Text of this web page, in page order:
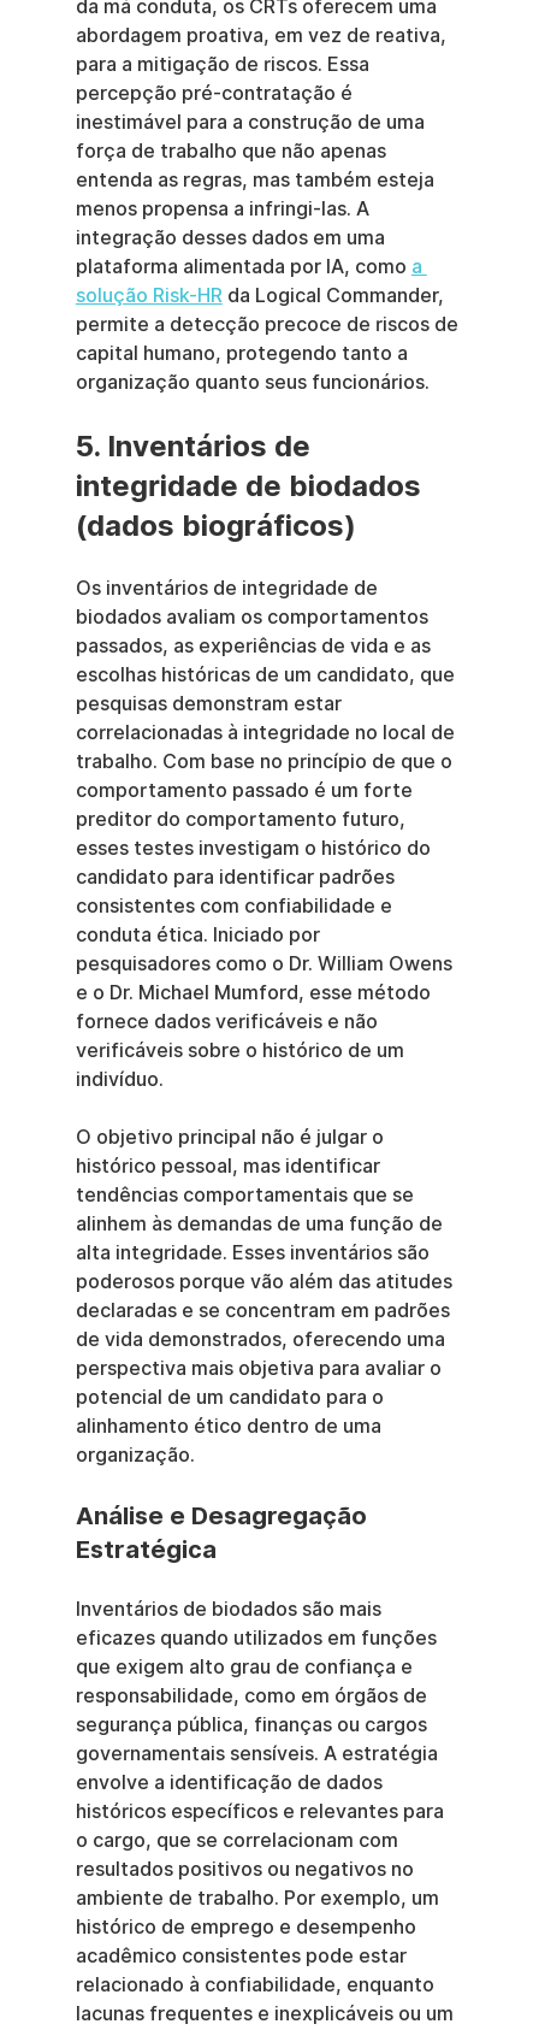
da má conduta, os CRTs oferecem uma
abordagem proativa, em vez de reativa,
para a mitigação de riscos. Essa
percepção pré-contratação é
inestimável para a construção de uma
força de trabalho que não apenas
entenda as regras, mas também esteja
menos propensa a infringi-las. A
integração desses dados em uma
plataforma alimentada por IA, como a
solução Risk-HR da Logical Commander,
permite a detecção precoce de riscos de
capital humano, protegendo tanto a
organização quanto seus funcionários.
5. Inventários de
integridade de biodados
(dados biográficos)
Os inventários de integridade de
biodados avaliam os comportamentos
passados, as experiências de vida e as
escolhas históricas de um candidato, que
pesquisas demonstram estar
correlacionadas à integridade no local de
trabalho. Com base no princípio de que o
comportamento passado é um forte
preditor do comportamento futuro,
esses testes investigam o histórico do
candidato para identificar padrões
consistentes com confiabilidade e
conduta ética. Iniciado por
pesquisadores como o Dr. William Owens
e o Dr. Michael Mumford, esse método
fornece dados verificáveis e não
verificáveis sobre o histórico de um
indivíduo.
O objetivo principal não é julgar o
histórico pessoal, mas identificar
tendências comportamentais que se
alinhem às demandas de uma função de
alta integridade. Esses inventários são
poderosos porque vão além das atitudes
declaradas e se concentram em padrões
de vida demonstrados, oferecendo uma
perspectiva mais objetiva para avaliar o
potencial de um candidato para o
alinhamento ético dentro de uma
organização.
Análise e Desagregação
Estratégica
Inventários de biodados são mais
eficazes quando utilizados em funções
que exigem alto grau de confiança e
responsabilidade, como em órgãos de
segurança pública, finanças ou cargos
governamentais sensíveis. A estratégia
envolve a identificação de dados
históricos específicos e relevantes para
o cargo, que se correlacionam com
resultados positivos ou negativos no
ambiente de trabalho. Por exemplo, um
histórico de emprego e desempenho
acadêmico consistentes pode estar
relacionado à confiabilidade, enquanto
lacunas frequentes e inexplicáveis ou um